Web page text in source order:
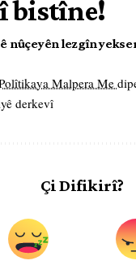
bistîne!
nûçeyên lezgîn
Malpera Me
derkevî
Çi Difikirî?